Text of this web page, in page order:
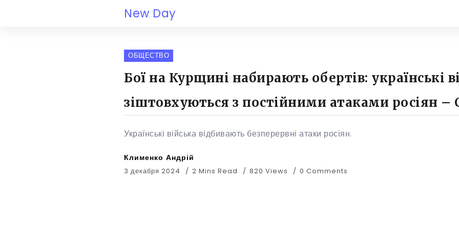
New Day
ОБЩЕСТВО
Бої на Курщині набирають обертів: українські
зіштовхуються з постійними атаками росіян –
Українські війська відбивають безперервні атаки росіян.
Клименко Андрій
3 декабря 2024 2 Mins Read 820 Views 0 Comments